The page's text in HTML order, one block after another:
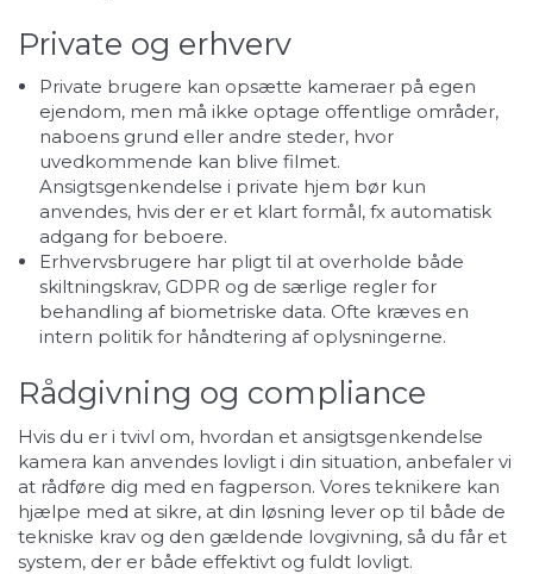
Private og erhverv
Private brugere kan opsætte kameraer på egen
ejendom, men må ikke optage offentlige områder,
naboens grund eller andre steder, hvor
uvedkommende kan blive filmet.
Ansigtsgenkendelse i private hjem bør kun
anvendes, hvis der er et klart formål, fx automatisk
adgang for beboere.
Erhvervsbrugere har pligt til at overholde både
skiltningskrav, GDPR og de særlige regler for
behandling af biometriske data. Ofte kræves en
intern politik for håndtering af oplysningerne.
Rådgivning og compliance
Hvis du er i tvivl om, hvordan et ansigtsgenkendelse
kamera kan anvendes lovligt i din situation, anbefaler vi
at rådføre dig med en fagperson. Vores teknikere kan
hjælpe med at sikre, at din løsning lever op til både de
tekniske krav og den gældende lovgivning, så du får et
system, der er både effektivt og fuldt lovligt.